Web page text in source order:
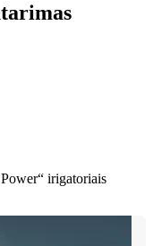
irigatoriais